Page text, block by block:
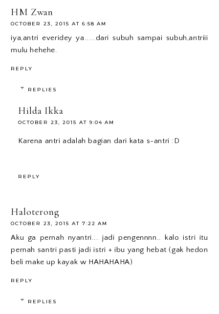
HM Zwan
OCTOBER 23, 2015 AT 6:58 AM
iya,antri everidey ya.....dari subuh sampai subuh,antriii
mulu hehehe.
REPLY
REPLIES
Hilda Ikka
OCTOBER 23, 2015 AT 9:04 AM
Karena antri adalah bagian dari kata s-antri :D
REPLY
Haloterong
OCTOBER 23, 2015 AT 7:22 AM
Aku ga pernah nyantri... jadi pengennnn.. kalo istri itu
pernah santri pasti jadi istri + ibu yang hebat (gak hedon
beli make up kayak w HAHAHAHA)
REPLY
REPLIES